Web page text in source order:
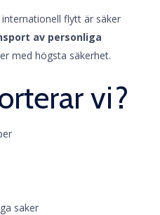
flytt är säker
av personliga
med högsta säkerhet.
vi?
saker